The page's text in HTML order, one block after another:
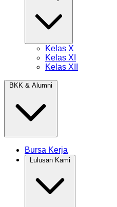
Kelas X
Kelas XI
Kelas XII
Bursa Kerja